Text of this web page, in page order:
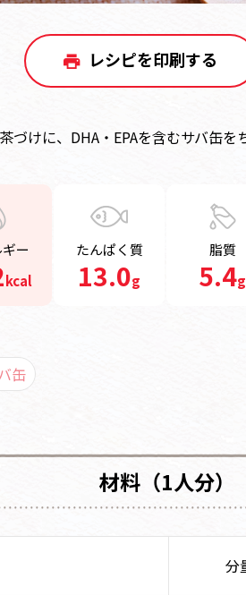
レシピを印刷する
づけに、DHA・EPAを含むサバ缶を
ー
kcal
たんぱく質
13.0g
脂質
5.4g
缶
材料（1人分）
分